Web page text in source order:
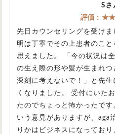
Sさ
評価：
先日カウンセリングを受け
明は丁寧でその上患者のこ
思えました。 「今の状況は
の生え際の形や髪が生まれ
深刻に考えないで！」と先
くなりました。 受付にいた
たのでちょっと怖かったで
いう意見がありますが、aga
りかはビジネスになってお